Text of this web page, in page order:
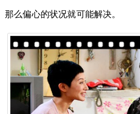
那么偏心的状况就可能解决。